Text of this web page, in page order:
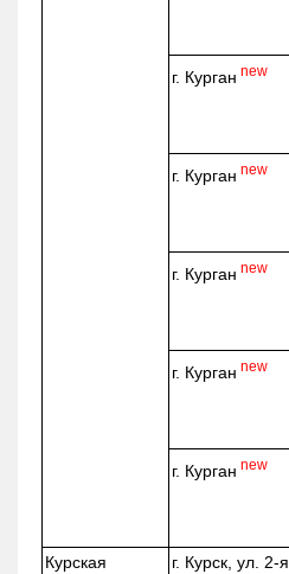
г. Курган new
г. Курган new
г. Курган new
г. Курган new
г. Курган new
Курская
г. Курск, ул. 2-я